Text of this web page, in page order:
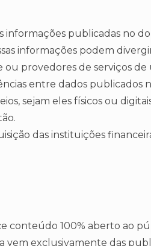
publicadas no
informações podem
provedores de serviços de
entre dados publicados
sejam eles físicos ou
das instituições
conteúdo 100% aberto ao
vem exclusivamente das